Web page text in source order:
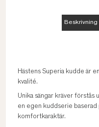
Beskrivning
Hästens Superia kudde är
kvalité.
Unika sängar kräver förstås
en egen kuddserie baserad
komfortkaraktär.